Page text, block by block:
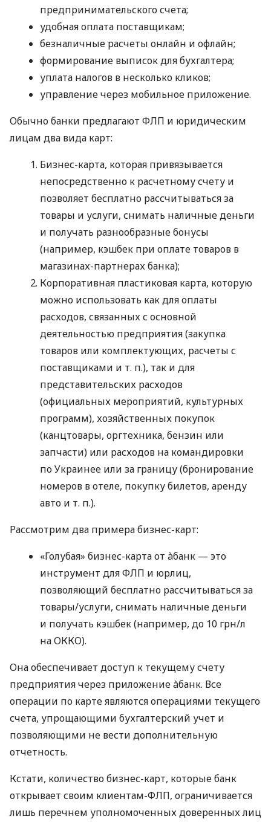
предпринимательского счета;
удобная оплата поставщикам;
безналичные расчеты онлайн и офлайн;
формирование выписок для бухгалтера;
уплата налогов в несколько кликов;
управление через мобильное приложение.
Обычно банки предлагают ФЛП и юридическим
лицам два вида карт:
Бизнес-карта, которая привязывается
непосредственно к расчетному счету и
позволяет бесплатно рассчитываться за
товары и услуги, снимать наличные деньги
и получать разнообразные бонусы
(например, кэшбек при оплате товаров в
магазинах-партнерах банка);
Корпоративная пластиковая карта, которую
можно использовать как для оплаты
расходов, связанных с основной
деятельностью предприятия (закупка
товаров или комплектующих, расчеты с
поставщиками и т. п.), так и для
представительских расходов
(официальных мероприятий, культурных
программ), хозяйственных покупок
(канцтовары, оргтехника, бензин или
запчасти) или расходов на командировки
по Украинее или за границу (бронирование
номеров в отеле, покупку билетов, аренду
авто и т. п.).
Рассмотрим два примера бизнес-карт:
«Голубая» бизнес-карта от àбанк — это
инструмент для ФЛП и юрлиц,
позволяющий бесплатно рассчитываться за
товары/услуги, снимать наличные деньги
и получать кэшбек (например, до 10 грн/л
на ОККО).
Она обеспечивает доступ к текущему счету
предприятия через приложение àбанк. Все
операции по карте являются операциями текущего
счета, упрощающими бухгалтерский учет и
позволяющими не вести дополнительную
отчетность.
Кстати, количество бизнес-карт, которые банк
открывает своим клиентам-ФЛП, ограничивается
лишь перечнем уполномоченных доверенных лиц